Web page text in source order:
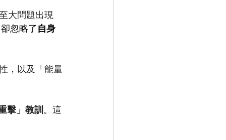
大問題出現
忽略了自身
，以及「能量
擊」教訓。這